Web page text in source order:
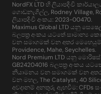
NordFX LTD හි ලියාපදිංචි
ගොඩනැගිල්ල, Rodney Village,
ලියාපදිංචි අංකය: 2023-00470.
Maximus Global LTD යනු
බලපත්‍ර අංකය යටතේ සාමාන්‍ය
වන සමාගමක් වන අතර මෙහෙයුම්
Providence, Mahe, Seychelles.
Nord Premium LTD යනු
GB24204016 බලපත්‍ර අංකය
නියාමනය වන සමාගමක් වන අතර
වන මහල, The Catalyst, 40
අවදානම් අනතුරු ඇඟවීම: CFDs